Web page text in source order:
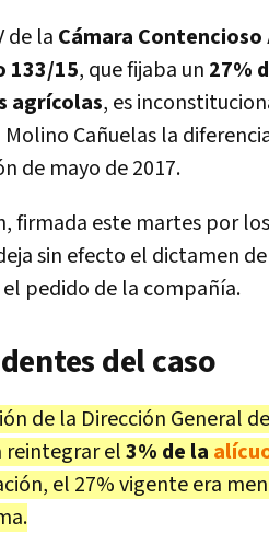
de la Cámara
133/15, que fijaba un 27%
agrícolas, es
Molino Cañuelas la
de mayo de 2017.
firmada este martes por
sin efecto el dictamen
pedido de la compañía.
del caso
de la Dirección General
reintegrar el3% de la
el 27% vigente era